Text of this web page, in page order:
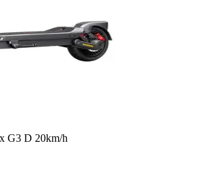
G3 D 20km/h